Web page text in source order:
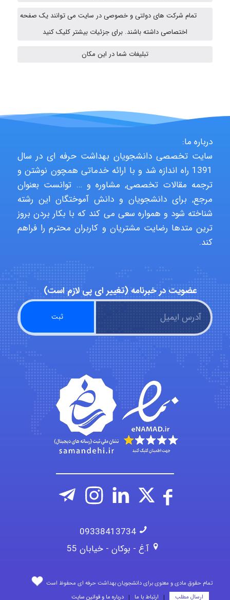
ehtesham
aghajari vahid
Poubakhtiari
Alirez0990
hosein abdolvand
Kati
emami
تمام شرکت های دولتی و خصوصی در سایت می توانند یک صفحه
اختصاصی داشته باشند. برای جزئیات بیشتر کلیک کنید
تبلیغات شما در این مکان
درباره ما:
سایت تخصصی دانشجویان بهداشت حرفه ای در سال
1391 راه اندازه شد و با ارائه خدماتی همچون نوشتن و
ترجمه مقالات تخصصی, مشاوره و … توانست بعنوان
مرجع, برای دانشجویان و دانش آموختگان این رشته
شناخته شود و همواره سعی می کند که با بکار بردن بروز
ترین متدها رضایت مشتریان و کاربران محترم را فراهم
کند.
عضویت در خبرنامه (تغییر ای پی لازم است)
09338413734
آ.غ - بوکان - خیابان 55
تمام حقوق مادی و معنوی برای دانشجویان بهداشت حرفه ای محفوظ است
ارسال مطلب
ارتباط با ما درباره ما و قوانین سایت